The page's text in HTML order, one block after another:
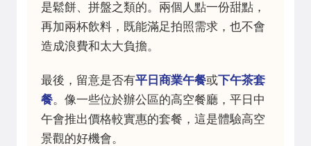
是鬆餅、拼盤之類的。兩個人點一份甜點，
再加兩杯飲料，既能滿足拍照需求，也不會
造成浪費和太大負擔。
最後，留意是否有平日商業午餐或下午茶套
餐。像一些位於辦公區的高空餐廳，平日中
午會推出價格較實惠的套餐，這是體驗高空
景觀的好機會。